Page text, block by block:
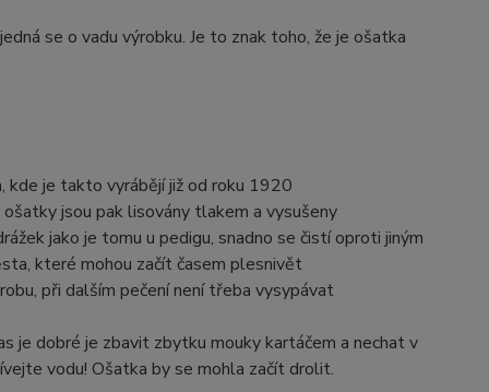
se o vadu výrobku. Je to znak toho, že je ošatka
kde je takto vyrábějí již od roku 1920
jsou pak lisovány tlakem a vysušeny
jako je tomu u pedigu, snadno se čistí oproti jiným
které mohou začít časem plesnivět
při dalším pečení není třeba vysypávat
je dobré je zbavit zbytku mouky kartáčem a nechat v
vodu! Ošatka by se mohla začít drolit.